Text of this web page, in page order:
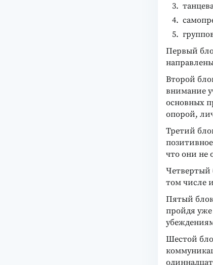
Первый
Второй
внимание
основных
опорой,
Третий
что они не
Четвертый
том числе
Пятый
пройдя
Шестой